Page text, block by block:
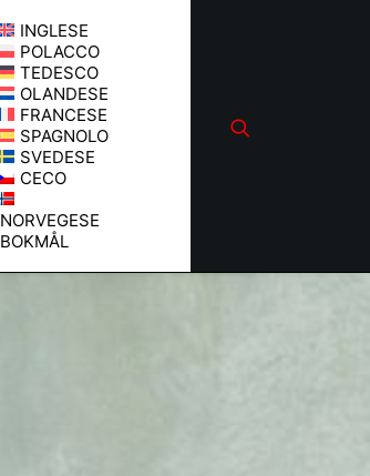
INGLESE
POLACCO
TEDESCO
OLANDESE
FRANCESE
SPAGNOLO
SVEDESE
CECO
NORVEGESE
BOKMÅL